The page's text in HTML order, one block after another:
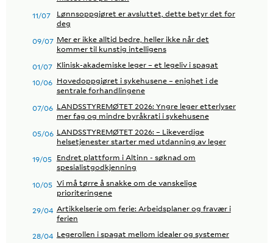
11/07
Lønnsoppgjøret er avsluttet, dette betyr det for
deg
09/07 Mer er ikke alltid bedre, heller ikke når det
kommer til kunstig intelligens
01/07 Klinisk-akademiske leger – et legeliv i spagat
10/06 Hovedoppgjøret i sykehusene – enighet i de
sentrale forhandlingene
07/06 LANDSSTYREMØTET 2026: Yngre leger etterlyser
mer fag og mindre byråkrati i sykehusene
05/06 LANDSSTYREMØTET 2026: – Likeverdige
helsetjenester starter med utdanning av leger
19/05 Endret plattform i Altinn - søknad om
spesialistgodkjenning
10/05 Vi må tørre å snakke om de vanskelige
prioriteringene
29/04 Artikkelserie om ferie: Arbeidsplaner og fravær i
ferien
28/04 Legerollen i spagat mellom idealer og systemer